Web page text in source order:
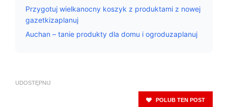
Przygotuj wielkanocny koszyk z produktami z nowej
gazetkizaplanuj
Auchan – tanie produkty dla domu i ogroduzaplanuj
UDOSTĘPNIJ
POLUB TEN POST